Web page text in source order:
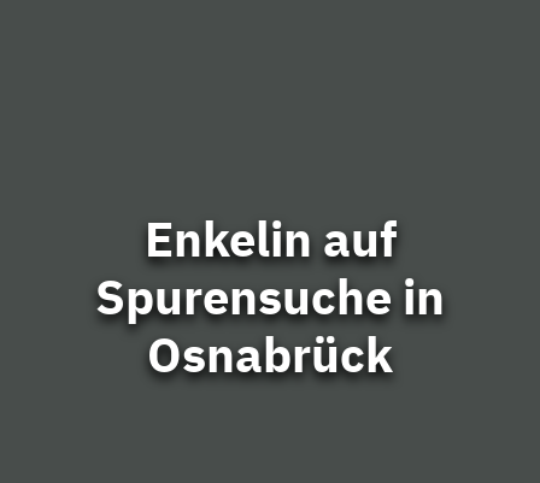
Enkelin auf
Spurensuche in
Osnabrück